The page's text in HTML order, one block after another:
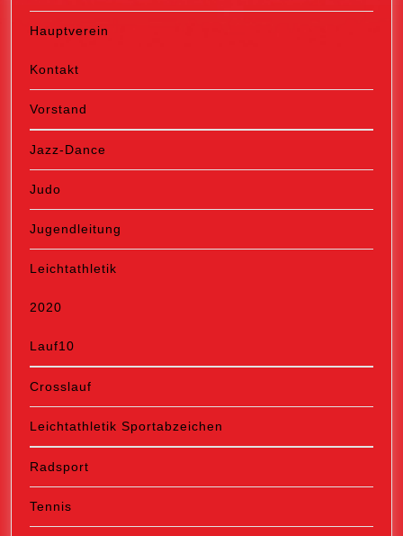
Hauptverein
Kontakt
Vorstand
Jazz-Dance
Judo
Jugendleitung
Leichtathletik
2020
Lauf10
Crosslauf
Leichtathletik Sportabzeichen
Radsport
Tennis